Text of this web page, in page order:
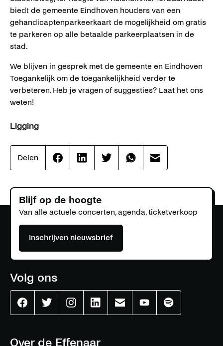
biedt de gemeente Eindhoven houders van een
gehandicaptenparkeerkaart de mogelijkheid om gratis
te parkeren op alle betaalde parkeerplaatsen in de
stad.
We blijven in gesprek met de gemeente en Eindhoven
Toegankelijk om de toegankelijkheid verder te
verbeteren. Heb je vragen of suggesties? Laat het ons
weten!
Ligging
Delen
Effenaar
op
Effenaar
op
Effenaar
op
Effenaar
op
Effenaar
op
Over de Effenaar
Blijf op de hoogte
Van alle actuele concerten, agenda, ticketverkoop
Inschrijven nieuwsbrief
Volg ons
EffenaarEffenaarEffenaarEffenaarEffenaarEffenaarEffenaar